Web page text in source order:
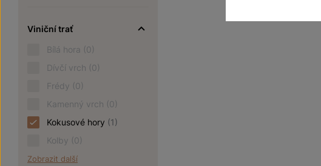
Viniční trať
Bílá hora (0)
Dívčí vrch (0)
Frédy (0)
Kamenný vrch (0)
Kokusové hory (1)
Kolby (0)
Zobrazit další